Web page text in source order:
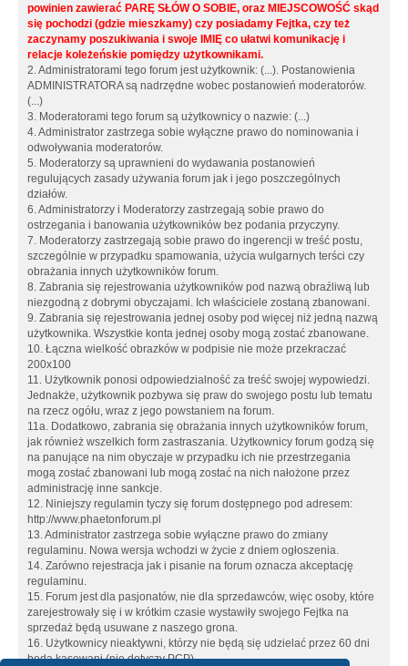
powinien zawierać PARĘ SŁÓW O SOBIE, oraz MIEJSCOWOŚĆ skąd
się pochodzi (gdzie mieszkamy) czy posiadamy Fejtka, czy też
zaczynamy poszukiwania i swoje IMIĘ co ułatwi komunikację i
relacje koleżeńskie pomiędzy użytkownikami.
2. Administratorami tego forum jest użytkownik: (...). Postanowienia
ADMINISTRATORA są nadrzędne wobec postanowień moderatorów.
(...)
3. Moderatorami tego forum są użytkownicy o nazwie: (...)
4. Administrator zastrzega sobie wyłączne prawo do nominowania i
odwoływania moderatorów.
5. Moderatorzy są uprawnieni do wydawania postanowień
regulujących zasady używania forum jak i jego poszczególnych
działów.
6. Administratorzy i Moderatorzy zastrzegają sobie prawo do
ostrzegania i banowania użytkowników bez podania przyczyny.
7. Moderatorzy zastrzegają sobie prawo do ingerencji w treść postu,
szczególnie w przypadku spamowania, użycia wulgarnych terści czy
obrażania innych użytkowników forum.
8. Zabrania się rejestrowania użytkowników pod nazwą obraźliwą lub
niezgodną z dobrymi obyczajami. Ich właściciele zostaną zbanowani.
9. Zabrania się rejestrowania jednej osoby pod więcej niż jedną nazwą
użytkownika. Wszystkie konta jednej osoby mogą zostać zbanowane.
10. Łączna wielkość obrazków w podpisie nie może przekraczać
200x100
11. Użytkownik ponosi odpowiedzialność za treść swojej wypowiedzi.
Jednakże, użytkownik pozbywa się praw do swojego postu lub tematu
na rzecz ogółu, wraz z jego powstaniem na forum.
11a. Dodatkowo, zabrania się obrażania innych użytkowników forum,
jak również wszelkich form zastraszania. Użytkownicy forum godzą się
na panujące na nim obyczaje w przypadku ich nie przestrzegania
mogą zostać zbanowani lub mogą zostać na nich nałożone przez
administrację inne sankcje.
12. Niniejszy regulamin tyczy się forum dostępnego pod adresem:
http://www.phaetonforum.pl
13. Administrator zastrzega sobie wyłączne prawo do zmiany
regulaminu. Nowa wersja wchodzi w życie z dniem ogłoszenia.
14. Zarówno rejestracja jak i pisanie na forum oznacza akceptację
regulaminu.
15. Forum jest dla pasjonatów, nie dla sprzedawców, więc osoby, które
zarejestrowały się i w krótkim czasie wystawiły swojego Fejtka na
sprzedaż będą usuwane z naszego grona.
16. Użytkownicy nieaktywni, którzy nie będą się udzielać przez 60 dni
będą kasowani (nie dotyczy PCP)